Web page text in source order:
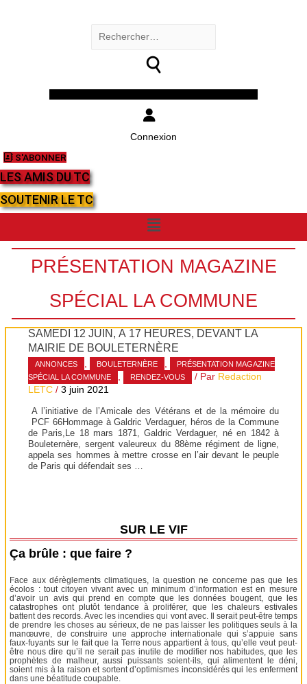
Rechercher :
Connexion
S'ABONNER
LES AMIS DU TC
SOUTENIR LE TC
Menu
PRÉSENTATION MAGAZINE
SPÉCIAL LA COMMUNE
SAMEDI 12 JUIN, À 17 HEURES, DEVANT LA
MAIRIE DE BOULETERNÈRE
ANNONCES , BOULETERNÈRE ,
PRÉSENTATION MAGAZINE
SPÉCIAL LA COMMUNE
, RENDEZ-VOUS / Par Redaction
LETC /3 juin 2021
A l’initiative de l’Amicale des Vétérans et de la mémoire du
PCF 66Hommage à Galdric Verdaguer, héros de la Commune
de Paris,Le 18 mars 1871, Galdric Verdaguer, né en 1842 à
Bouleternère, sergent valeureux du 88ème régiment de ligne,
appela ses hommes à mettre crosse en l’air devant le peuple
de Paris qui défendait ses …
SUR LE VIF
Ça brûle : que faire ?
Face aux dérèglements climatiques, la question ne concerne pas que les
écolos : tout citoyen vivant avec un minimum d’information est en mesure
d’avoir un avis qui prend en compte que les données bougent, que les
catastrophes ont plutôt tendance à proliférer, que les chaleurs estivales
battent des records. Avec les incendies qui vont avec. Il serait peut-être temps
de prendre les choses au sérieux, de ne pas laisser les politiques seuls à la
manœuvre, de construire une approche internationale qui s’appuie sans
faux-fuyants sur le fait que la Terre nous appartient à tous, qu’elle veut peut-
être nous dire qu’il ne serait pas inutile de modifier nos habitudes, que les
prophètes de malheur, aussi puissants soient-ils, qui alimentent le déni,
soient mis à la raison et sortent d’optimismes inconsidérés qui les enferment
dans une béatitude coupable.